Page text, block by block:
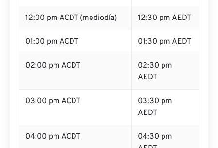
12:00 pm ACDT (mediodía) 12:30 pm AEDT
01:00 pm ACDT 01:30 pm AEDT
02:00 pm ACDT
02:30 pm
AEDT
03:00 pm ACDT
03:30 pm
AEDT
04:00 pm ACDT
04:30 pm